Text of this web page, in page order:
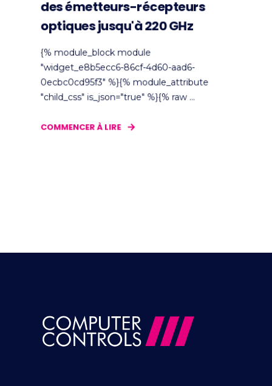
des émetteurs-récepteurs
optiques jusqu'à 220 GHz
{% module_block module
"widget_e8b5ecc6-86cf-4d60-aad6-
0ecbc0cd95f3" %}{% module_attribute
"child_css" is_json="true" %}{% raw ...
COMMENCER À LIRE